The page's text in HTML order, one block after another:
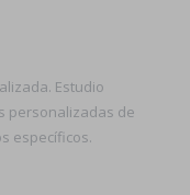
Estudio
personalizadas de
específicos.